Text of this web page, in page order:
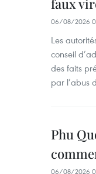
faux
06/08/2026
Les
conseil
des faits
par l’abus
Phu
06/08/2026